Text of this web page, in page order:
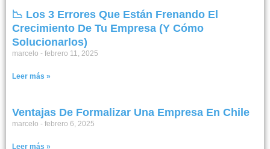
📉 Los 3 Errores Que Están Frenando El
Crecimiento De Tu Empresa (y Cómo
Solucionarlos)
marcelo febrero 11, 2025
Leer más »
Ventajas De Formalizar Una Empresa En Chile
marcelo febrero 6, 2025
Leer más »